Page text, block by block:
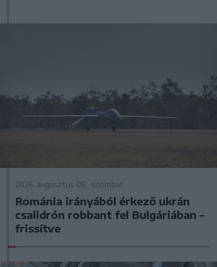
2026. augusztus 08., szombat
Románia irányából érkező ukrán
csalidrón robbant fel Bulgáriában –
frissítve